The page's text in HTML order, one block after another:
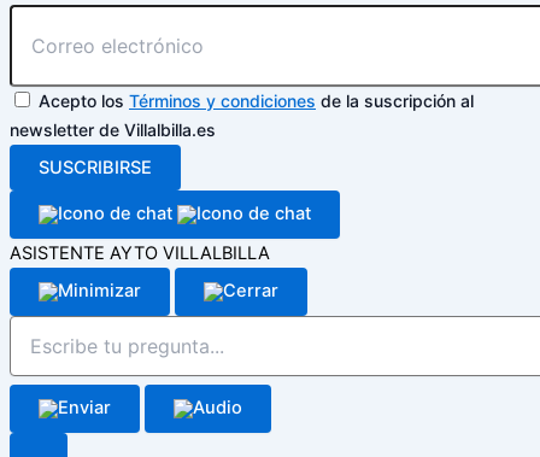
Acepto los Términos y condiciones de la suscripción al
newsletter de Villalbilla.es
SUSCRIBIRSE
ASISTENTE AYTO VILLALBILLA